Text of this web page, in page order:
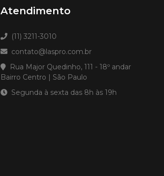
Atendimento
(11) 3211-3010
contato@laspro.com.br
Rua Major Quedinho, 111 - 18º andar
Bairro Centro | São Paulo
Segunda à sexta das 8h às 19h